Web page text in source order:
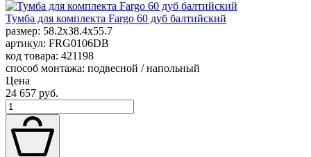
Тумба для комплекта Fargo 60 дуб балтийский
размер: 58.2x38.4x55.7
артикул: FRG0106DB
код товара: 421198
способ монтажа: подвесной / напольный
Цена
24 657 руб.